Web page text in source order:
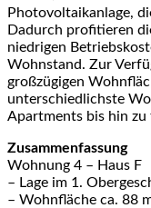
Photovoltaikanlage,
Dadurch profitieren
niedrigen
Wohnstand. Zur
großzügigen
unterschiedlichste
Apartments bis hin
Zusammenfassung
Wohnung 4 – Haus F
– Lage im 1.
– Wohnfläche ca. 88